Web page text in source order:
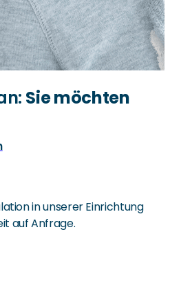
Verfügung.
Sie täglich mit leckeren
Speisen schonend und
Bewohner ein.
Sie möchten
in unserer Einrichtung
auf Anfrage.